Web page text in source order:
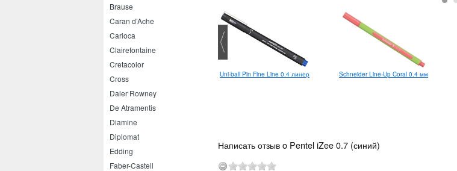
Brause
Caran d’Ache
Carioca
Clairefontaine
Cretacolor
Cross
Daler Rowney
De Atramentis
Diamine
Diplomat
Edding
Faber-Castell
Uni-ball Pin Fine Line 0.4 линер Schneider Line-Up Coral 0.4 мм
Написать отзыв o Pentel iZee 0.7 (синий)